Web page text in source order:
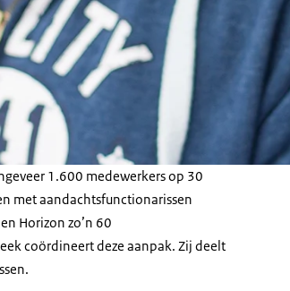
1.600 medewerkers op 30
met aandachtsfunctionarissen
Horizon zo’n 60
coördineert deze aanpak. Zij deelt